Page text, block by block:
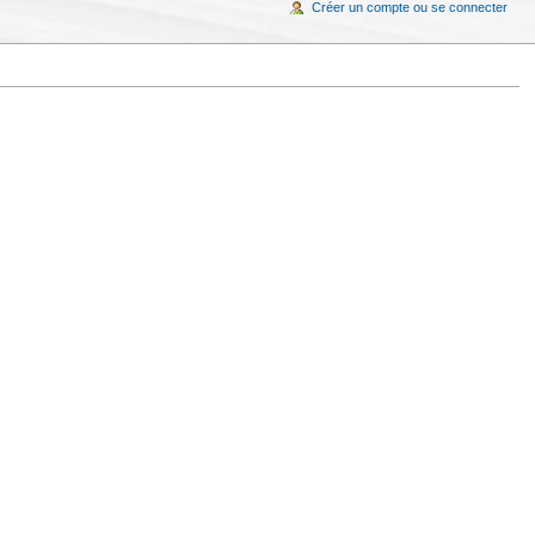
Créer un compte ou se connecter